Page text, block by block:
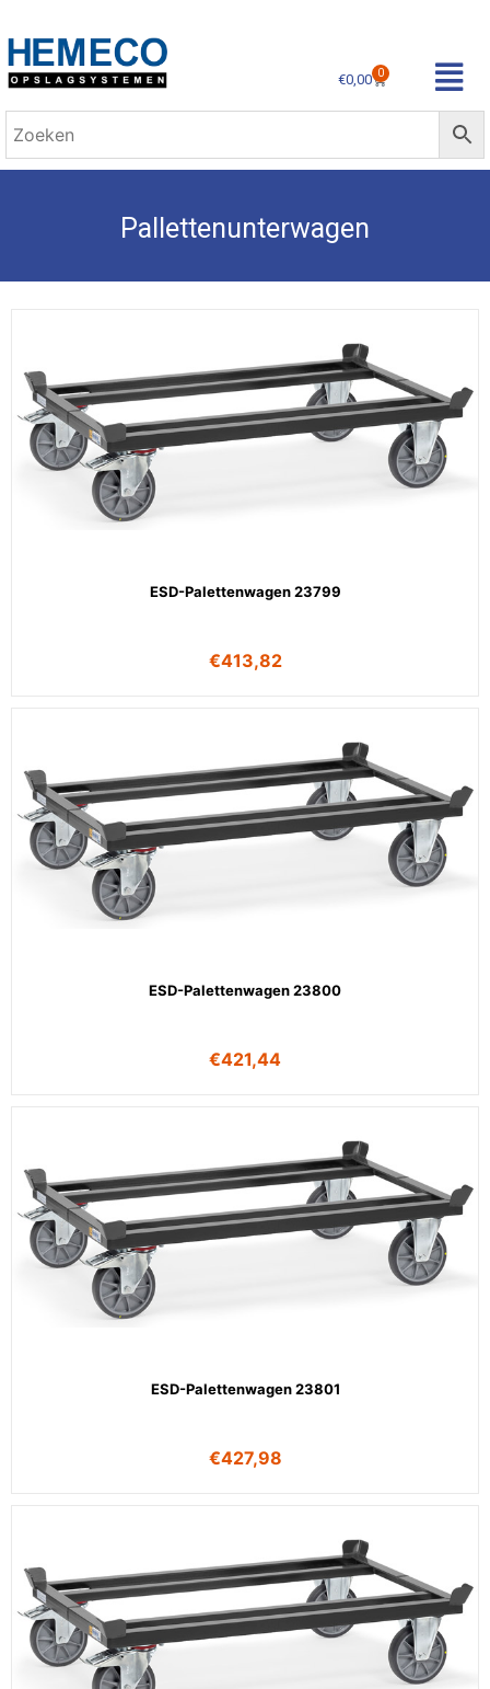
€0,00 0
Pallettenunterwagen
ESD-Palettenwagen 23799
€413,82
ESD-Palettenwagen 23800
€421,44
ESD-Palettenwagen 23801
€427,98